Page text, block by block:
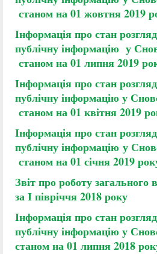
станом на 01 жовтня 2019
Інформаціяпро стан
публічну інформацію у
станом на 01 липня 2019
Інформація про стан
публічну інформацію у
станом на 01 квітня 2019
Інформація про стан
публічну інформацію у
станом на 01 січня 2019
Звіт про роботу загального
за І півріччя 2018 року
Інформація про стан
публічну інформацію у
станом на 01 липня 2018